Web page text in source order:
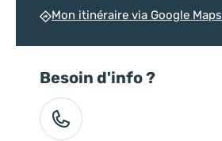
Mon itinéraire via Google Maps
Besoin d'info ?